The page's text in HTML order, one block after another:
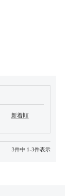
新着順
3件中 1-3件表示